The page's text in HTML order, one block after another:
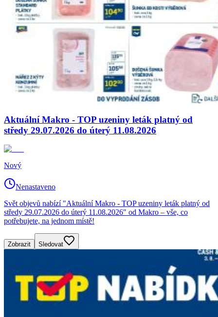
Aktuální Makro - TOP uzeniny leták platný od
středy 29.07.2026 do úterý 11.08.2026
Nový
Nenastaveno
Svět objevů nabízí "Aktuální Makro - TOP uzeniny leták platný od
středy 29.07.2026 do úterý 11.08.2026" od Makro – vše, co
potřebujete, na jednom místě!
Zobrazit Sledovat